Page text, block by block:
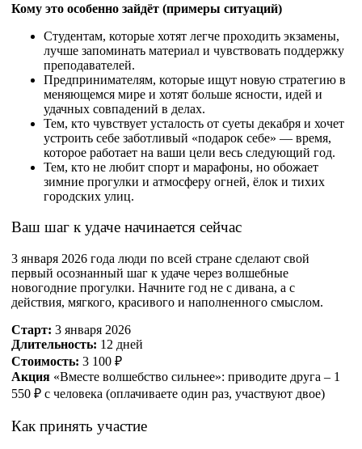
Кому это особенно зайдёт (примеры ситуаций)
Студентам, которые хотят легче проходить экзамены,
лучше запоминать материал и чувствовать поддержку
преподавателей.​
Предпринимателям, которые ищут новую стратегию в
меняющемся мире и хотят больше ясности, идей и
удачных совпадений в делах.​
Тем, кто чувствует усталость от суеты декабря и хочет
устроить себе заботливый «подарок себе» — время,
которое работает на ваши цели весь следующий год.​
Тем, кто не любит спорт и марафоны, но обожает
зимние прогулки и атмосферу огней, ёлок и тихих
городских улиц.
Ваш шаг к удаче начинается сейчас
3 января 2026 года люди по всей стране сделают свой
первый осознанный шаг к удаче через волшебные
новогодние прогулки. Начните год не с дивана, а с
действия, мягкого, красивого и наполненного смыслом.​
Старт: 3 января 2026
Длительность: 12 дней
Стоимость: 3 100 ₽
Акция «Вместе волшебство сильнее»: приводите друга – 1
550 ₽ с человека (оплачиваете один раз, участвуют двое)​
Как принять участие